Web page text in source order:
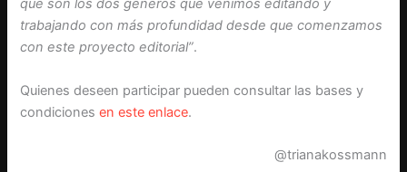
que son los dos géneros que venimos editando y
trabajando con más profundidad desde que comenzamos
con este proyecto editorial”.
Quienes deseen participar pueden consultar las bases y
condiciones en este enlace.
@trianakossmann